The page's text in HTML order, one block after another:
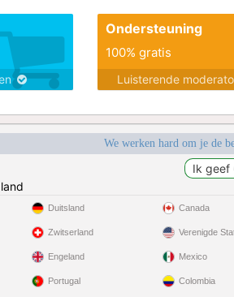
Ondersteuning
100% gratis
Luisterende
We werken hard om je de
Duitsland
Zwitserland
Engeland
Portugal
Canada
Verenigde
Mexico
Colombia